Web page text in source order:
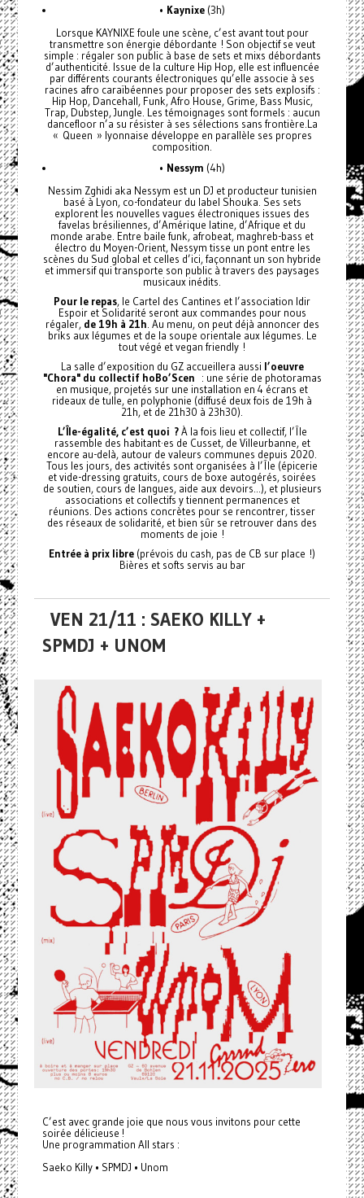
• Kaynixe (3h)
Lorsque KAYNIXE foule une scène, c’est avant tout pour
transmettre son énergie débordante ! Son objectif se veut
simple : régaler son public à base de sets et mixs débordants
d’authenticité. Issue de la culture Hip Hop, elle est influencée
par différents courants électroniques qu’elle associe à ses
racines afro caraïbéennes pour proposer des sets explosifs :
Hip Hop, Dancehall, Funk, Afro House, Grime, Bass Music,
Trap, Dubstep, Jungle. Les témoignages sont formels : aucun
dancefloor n’a su résister à ses sélections sans frontière.La
« Queen » lyonnaise développe en parallèle ses propres
composition.
• Nessym (4h)
Nessim Zghidi aka Nessym est un DJ et producteur tunisien
basé à Lyon, co-fondateur du label Shouka. Ses sets
explorent les nouvelles vagues électroniques issues des
favelas brésiliennes, d’Amérique latine, d’Afrique et du
monde arabe. Entre baile funk, afrobeat, maghreb-bass et
électro du Moyen-Orient, Nessym tisse un pont entre les
scènes du Sud global et celles d’ici, façonnant un son hybride
et immersif qui transporte son public à travers des paysages
musicaux inédits.
Pour le repas, le Cartel des Cantines et l’association Idir
Espoir et Solidarité seront aux commandes pour nous
régaler, de 19h à 21h . Au menu, on peut déjà annoncer des
briks aux légumes et de la soupe orientale aux légumes. Le
tout végé et vegan friendly !
La salle d’exposition du GZ accueillera aussi l’oeuvre
"Chora" du collectif hoBo’Scen
: une série de photoramas
en musique, projetés sur une installation en 4 écrans et
rideaux de tulle, en polyphonie (diffusé deux fois de 19h à
21h, et de 21h30 à 23h30).
L’Île-égalité, c’est quoi ?À la fois lieu et collectif, l’Île
rassemble des habitant·es de Cusset, de Villeurbanne, et
encore au-delà, autour de valeurs communes depuis 2020.
Tous les jours, des activités sont organisées à l’Île (épicerie
et vide-dressing gratuits, cours de boxe autogérés, soirées
de soutien, cours de langues, aide aux devoirs...), et plusieurs
associations et collectifs y tiennent permanences et
réunions. Des actions concrètes pour se rencontrer, tisser
des réseaux de solidarité, et bien sûr se retrouver dans des
moments de joie !
Entrée à prix libre (prévois du cash, pas de CB sur place !)
Bières et softs servis au bar
VEN 21/11 : SAEKO KILLY +
SPMDJ + UNOM
C’est avec grande joie que nous vous invitons pour cette
soirée délicieuse !
Une programmation All stars :
Saeko Killy • SPMDJ • Unom